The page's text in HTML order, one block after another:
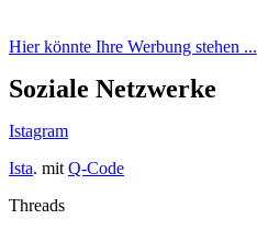
Hier könnte Ihre Werbung stehen ...
Soziale Netzwerke
Istagram
Ista. mit Q-Code
Threads